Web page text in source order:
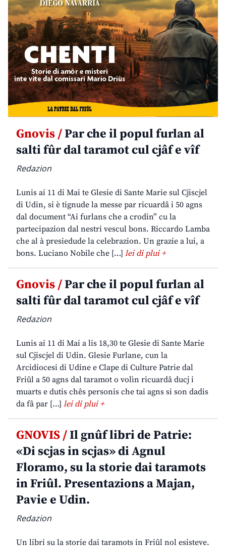
Gnovis /Par che il popul furlan al
salti fûr dal taramot cul cjâf e vîf
Redazion
Lunis ai 11 di Mai te Glesie di Sante Marie sul Cjiscjel
di Udin, si è tignude la messe par ricuardâ i 50 agns
dal document “Ai furlans che a crodin” cu la
partecipazion dal nestri vescul bons. Riccardo Lamba
che al à presiedude la celebrazion. Un grazie a lui, a
bons. Luciano Nobile che […] lei di plui +
Gnovis /Par che il popul furlan al
salti fûr dal taramot cul cjâf e vîf
Redazion
Lunis ai 11 di Mai a lis 18,30 te Glesie di Sante Marie
sul Cjiscjel di Udin. Glesie Furlane, cun la
Arcidiocesi di Udine e Clape di Culture Patrie dal
Friûl a 50 agns dal taramot o volìn ricuardâ ducj i
muarts e dutis chês personis che tai agns si son dadis
da fâ par […] lei di plui +
GNOVIS /Il gnûf libri de Patrie:
«Di scjas in scjas» di Agnul
Floramo, su la storie dai taramots
in Friûl. Presentazions a Majan,
Pavie e Udin.
Redazion
Un libri su la storie dai taramots in Friûl nol esisteve.